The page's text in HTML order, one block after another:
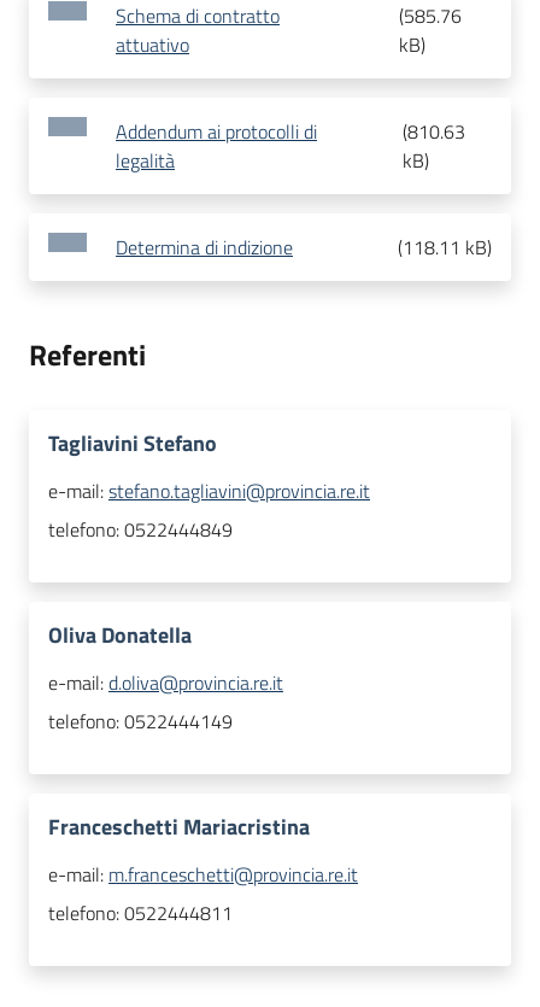
Schema di contratto
attuativo
(585.76
kB)
Addendum ai protocolli di
legalità
(810.63
kB)
Determina di indizione (118.11 kB)
Referenti
Tagliavini Stefano
e-mail:stefano.tagliavini@provincia.re.it
telefono:0522444849
Oliva Donatella
e-mail:d.oliva@provincia.re.it
telefono:0522444149
Franceschetti Mariacristina
e-mail: m.franceschetti@provincia.re.it
telefono:0522444811